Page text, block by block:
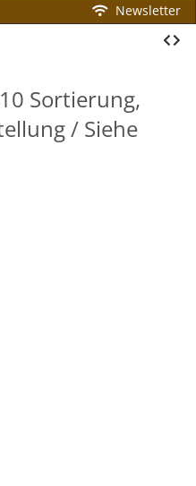
Newsletter
Sortierung,
/ Siehe